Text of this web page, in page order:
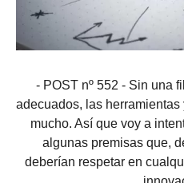
- POST nº 552 - Sin una
adecuados, las
mucho. Así que voy a
algunas premisas que,
deberían respetar en